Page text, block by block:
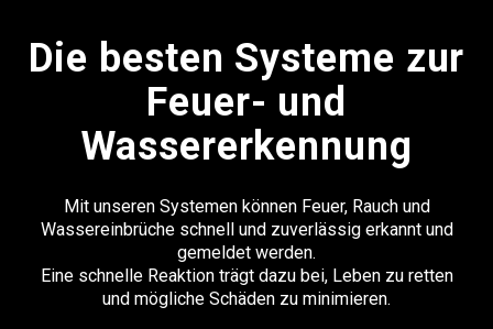
Die besten Systeme zur
Feuer- und
Wassererkennung
Mit unseren Systemen können Feuer, Rauch und
Wassereinbrüche schnell und zuverlässig erkannt und
gemeldet werden.
Eine schnelle Reaktion trägt dazu bei, Leben zu retten
und mögliche Schäden zu minimieren.